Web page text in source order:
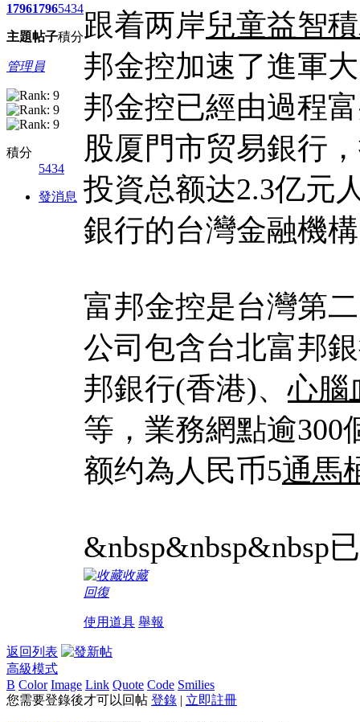
1796
主題
1796
帖子
5434
積分
管理員
積分
5434
發消息
跟着两岸兒童益智
邦金控加速了進軍
邦金控已經由過程
股厦門市贸易銀行
投資总额达2.3亿元
銀行的台灣金融機
富邦金控是台灣第
公司包含台北富邦
邦銀行(香港)、心腦
等，業務網點逾300
额约為人民币5通馬
&nbsp&nbsp&nbsp
收藏
回復
使用道具 舉報
返回列表
高級模式
B Color Image Link Quote Code Smilies
您需要登錄後才可以回帖 登錄 | 立即註冊